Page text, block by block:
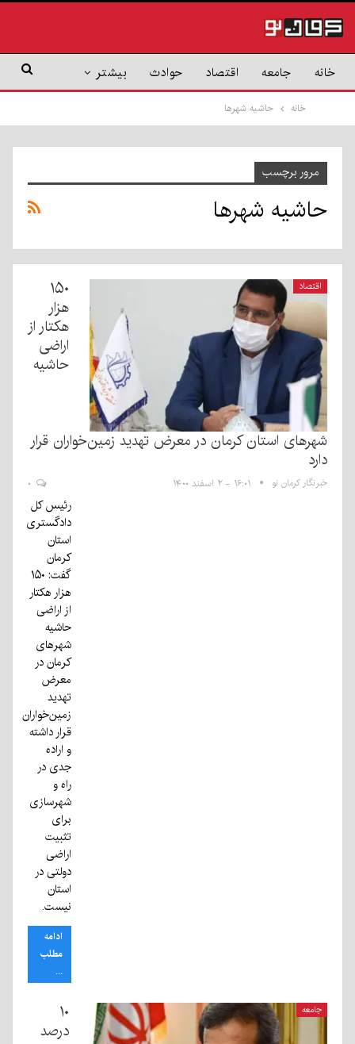
خانه جامعه اقتصاد حوادث بیشتر
خانه حاشیه شهرها
مرور برچسب
حاشیه شهرها
اقتصاد
۱۵۰
هزار
هکتار از
اراضی
حاشیه
شهرهای استان کرمان در معرض تهدید زمین‌خواران قرار
دارد
خبرنگار کرمان نو ۱۶:۰۱ - ۲ اسفند ۱۴۰۰
رئیس کل
دادگستری
استان
کرمان
گفت: ۱۵۰
هزار هکتار
از اراضی
حاشیه
شهرهای
کرمان در
معرض
تهدید
زمین‌خواران
قرار داشته
و اراده
جدی در
راه و
شهرسازی
برای
تثبیت
اراضی
دولتی در
استان
نیست.
ادامه
مطلب
...
جامعه
۱۰
درصد